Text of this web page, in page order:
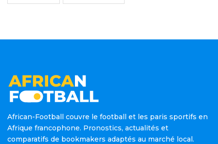
African-Football couvre le football et les paris sportifs en
Afrique francophone. Pronostics, actualités et
comparatifs de bookmakers adaptés au marché local.